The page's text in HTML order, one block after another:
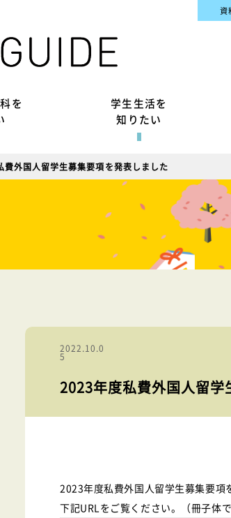
を
学生生活を
知りたい
資
外国人留学生募集要項を発表しました
2022.10.0
5
2023年度私費外国人留
2023年度私費外国人留学生募集要項
下記URLをご覧ください。（冊子体